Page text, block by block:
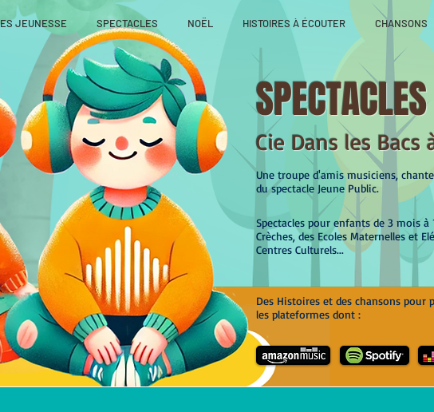
JEUNESSE SPECTACLES NOËL HISTOIRES À ÉCOUTER CHANSONS
Cie Dans les Bacs
Une troupe d'amis musiciens,
du spectacle Jeune Public.
Spectacles pour enfants de 3 mois
Crèches, des Ecoles Maternelles et
Centres Culturels...
Des Histoires et des chansons
les plateformes dont :